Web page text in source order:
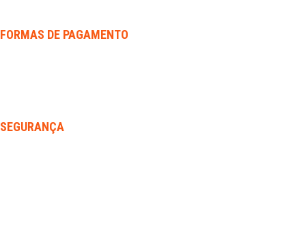
FORMAS DE PAGAMENTO
SEGURANÇA